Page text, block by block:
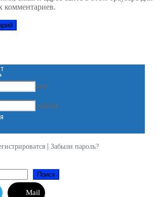
face
visibility
| Забыли пароль?
Поиск
Mail